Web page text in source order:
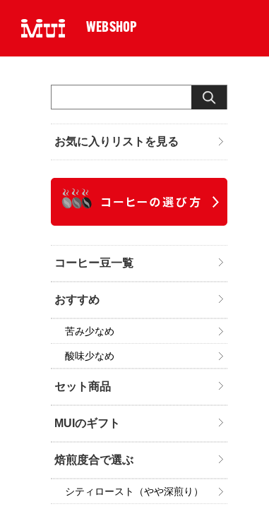
WEBSHOP
お気に入りリストを見る
コーヒー豆一覧
おすすめ
苦み少なめ
酸味少なめ
セット商品
MUIのギフト
焙煎度合で選ぶ
シティロースト（やや深煎り）